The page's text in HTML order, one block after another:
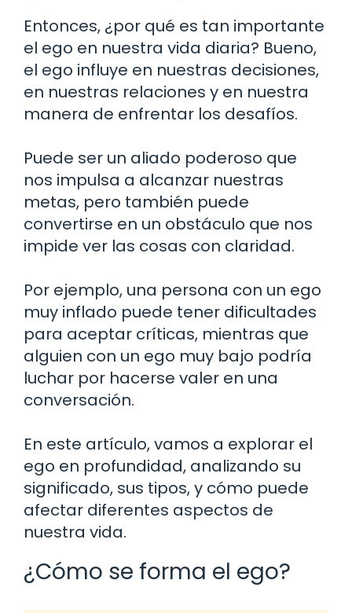
Entonces, ¿por qué es tan importante
el ego en nuestra vida diaria? Bueno,
el ego influye en nuestras decisiones,
en nuestras relaciones y en nuestra
manera de enfrentar los desafíos.
Puede ser un aliado poderoso que
nos impulsa a alcanzar nuestras
metas, pero también puede
convertirse en un obstáculo que nos
impide ver las cosas con claridad.
Por ejemplo, una persona con un ego
muy inflado puede tener dificultades
para aceptar críticas, mientras que
alguien con un ego muy bajo podría
luchar por hacerse valer en una
conversación.
En este artículo, vamos a explorar el
ego en profundidad, analizando su
significado, sus tipos, y cómo puede
afectar diferentes aspectos de
nuestra vida.
¿Cómo se forma el ego?